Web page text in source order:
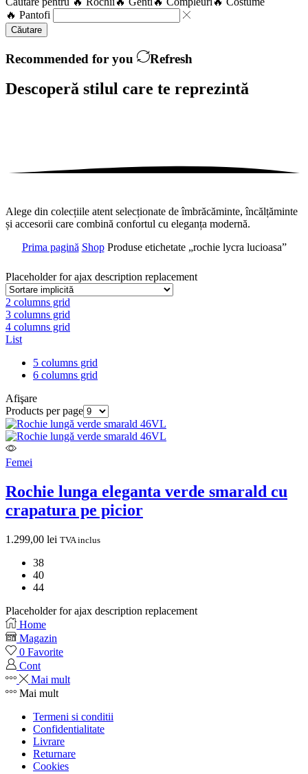
🔥 Pantofi
Căutare
Recommended for you Refresh
Descoperă stilul care te reprezintă
Alege din colecțiile atent selecționate de îmbrăcăminte, încălțăminte
și accesorii care combină confortul cu eleganța modernă.
Prima pagină Shop Produse etichetate „rochie lycra lucioasa”
Placeholder for ajax description replacement
2 columns grid
3 columns grid
4 columns grid
List
5 columns grid
6 columns grid
Afişare
Products per page
Femei
Rochie lunga eleganta verde smarald cu
crapatura pe picior
1.299,00 lei TVA inclus
38
40
44
Placeholder for ajax description replacement
Home
Magazin
0 Favorite
Cont
Mai mult
Mai mult
Termeni si conditii
Confidentialitate
Livrare
Returnare
Cookies